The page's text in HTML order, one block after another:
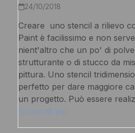
24/10/2018
Creare uno stencil a rilievo
Paint è facilissimo e non
nient'altro che un po' di
strutturante o di stucco da
pittura. Uno stencil
perfetto per dare maggiore
un progetto. Può essere
Scopri di più